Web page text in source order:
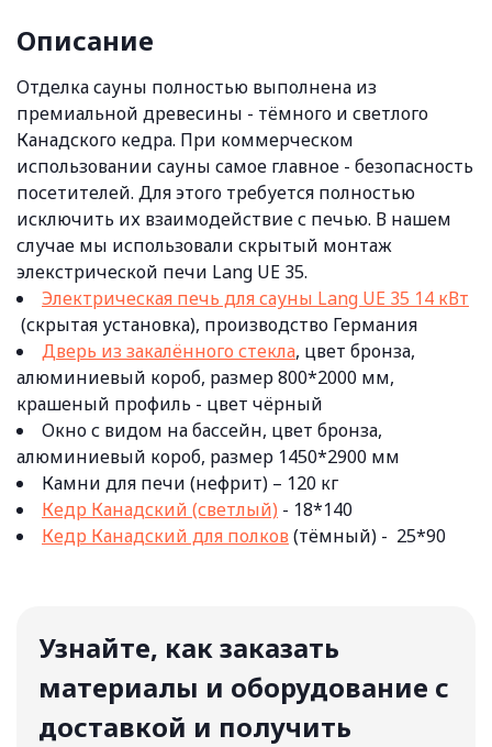
Описание
Отделка сауны полностью выполнена из
премиальной древесины - тёмного и светлого
Канадского кедра. При коммерческом
использовании сауны самое главное - безопасность
посетителей. Для этого требуется полностью
исключить их взаимодействие с печью. В нашем
случае мы использовали скрытый монтаж
элекстрической печи Lang UE 35.
Электрическая печь для сауны Lang UE 35 14 кВт
(скрытая установка), производство Германия
Дверь из закалённого стекла, цвет бронза,
алюминиевый короб, размер 800*2000 мм,
крашеный профиль - цвет чёрный
Окно с видом на бассейн, цвет бронза,
алюминиевый короб, размер 1450*2900 мм
Камни для печи (нефрит) – 120 кг
Кедр Канадский (светлый) - 18*140
Кедр Канадский для полков (тёмный) - 25*90
Узнайте, как заказать
материалы и оборудование с
доставкой и получить